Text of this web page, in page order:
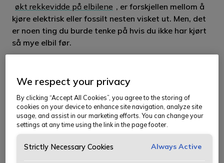
økt rekkevidde på elbilene , er forskjellen mellom å
kjøre elektrisk eller fossilt nesten visket ut. Men, det
er noen ting du burde tenke på hvis du ikke har kjørt
så mye elbil før.
Ha en god plan for hvor du skal kjøre, sjekk trafikken
og legg opp til flere ladestopp langs ruten.
Hvis ladekøen er lang, kan du med god samvittighet
kjøre videre til neste stopp. Til dette er NAF
We respect your privacy
By clicking “Accept All Cookies”, you agree to the storing of
cookies on your device to enhance site navigation, analyze site
usage, and assist in our marketing efforts. You can change your
settings at any time using the link in the page footer.
Strictly Necessary Cookies Always Active